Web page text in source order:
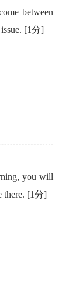
between
[1分]
you will
there. [1分]